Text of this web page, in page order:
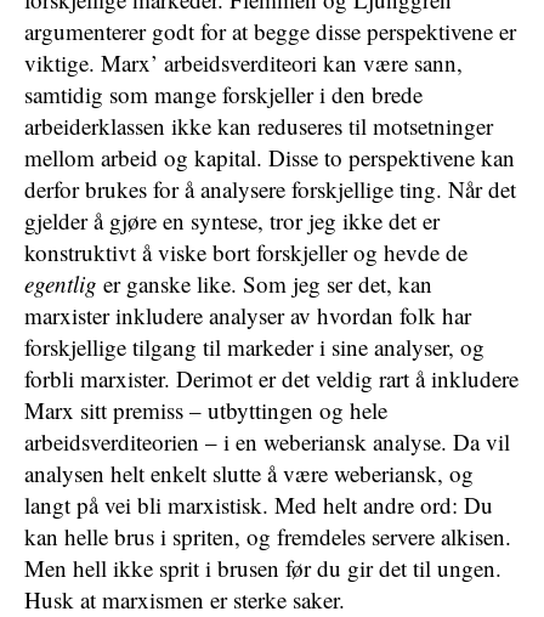
argumenterer godt for at begge disse perspektivene er
viktige. Marx’ arbeidsverditeori kan være sann,
samtidig som mange forskjeller i den brede
arbeiderklassen ikke kan reduseres til motsetninger
mellom arbeid og kapital. Disse to perspektivene kan
derfor brukes for å analysere forskjellige ting. Når det
gjelder å gjøre en syntese, tror jeg ikke det er
konstruktivt å viske bort forskjeller og hevde de
egentlig er ganske like. Som jeg ser det, kan
marxister inkludere analyser av hvordan folk har
forskjellige tilgang til markeder i sine analyser, og
forbli marxister. Derimot er det veldig rart å inkludere
Marx sitt premiss – utbyttingen og hele
arbeidsverditeorien – i en weberiansk analyse. Da vil
analysen helt enkelt slutte å være weberiansk, og
langt på vei bli marxistisk. Med helt andre ord: Du
kan helle brus i spriten, og fremdeles servere alkisen.
Men hell ikke sprit i brusen før du gir det til ungen.
Husk at marxismen er sterke saker.